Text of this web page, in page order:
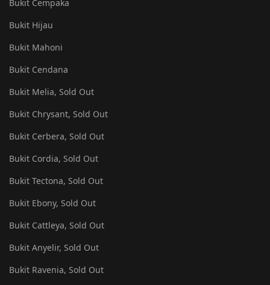
Bukit Cempaka
Bukit Hijau
Bukit Mahoni
Bukit Cendana
Bukit Melia, Sold Out
Bukit Chrysant, Sold Out
Bukit Cerbera, Sold Out
Bukit Cordia, Sold Out
Bukit Tectona, Sold Out
Bukit Ebony, Sold Out
Bukit Cattleya, Sold Out
Bukit Anyelir, Sold Out
Bukit Ravenia, Sold Out